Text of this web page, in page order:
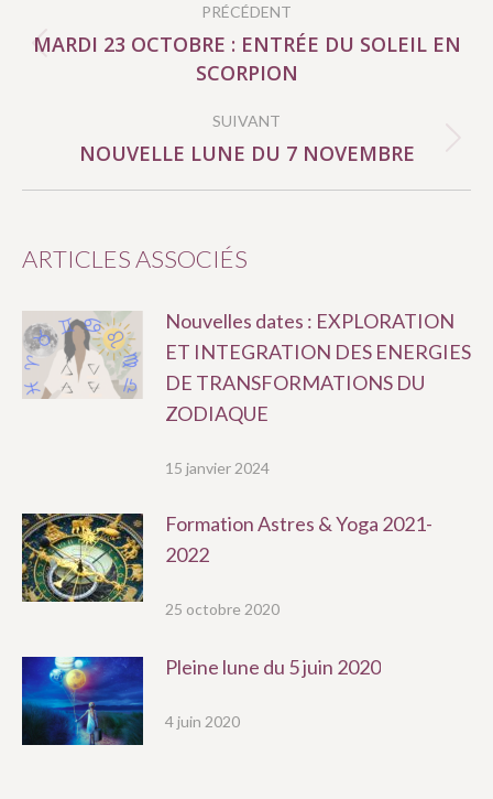
ARTICLE
PRÉCÉDENT
Article
précédent
:
MARDI 23 OCTOBRE : ENTRÉE DU SOLEIL EN
SCORPION
SUIVANT
Article
NOUVELLE LUNE DU 7 NOVEMBRE
ARTICLES ASSOCIÉS
Nouvelles dates : EXPLORATION
ET INTEGRATION DES ENERGIES
DE TRANSFORMATIONS DU
ZODIAQUE
15 janvier 2024
Formation Astres & Yoga 2021-
2022
25 octobre 2020
Pleine lune du 5 juin 2020
4 juin 2020